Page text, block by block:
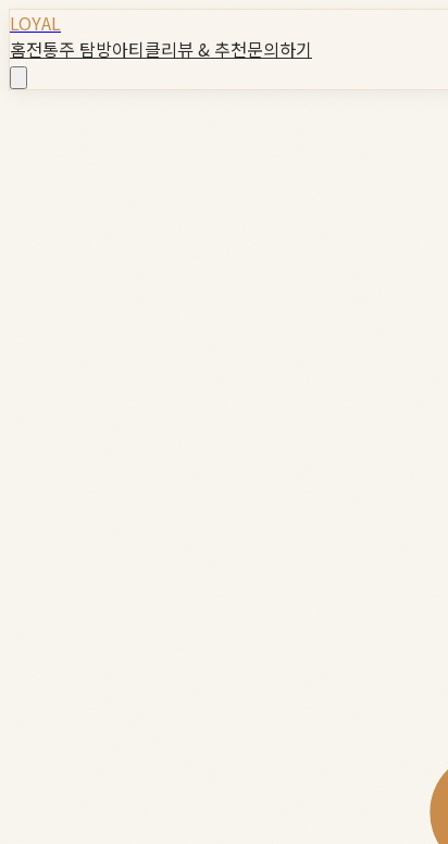
LOYAL
홈전통주 탐방아티클리뷰 & 추천문의하기